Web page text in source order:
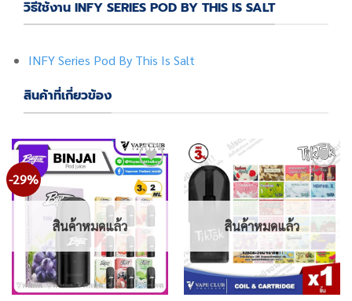
วิธีใช้งาน INFY SERIES POD BY THIS IS SALT
INFY Series Pod By This Is Salt
สินค้าที่เกี่ยวข้อง
-29%
Add
to
wishlist
สินค้าหมดแล้ว
Add
to
wishlist
สินค้าหมดแล้ว